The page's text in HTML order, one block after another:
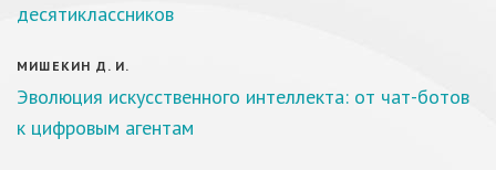
десятиклассников
МИШЕКИН Д. И.
Эволюция искусственного интеллекта: от чат-ботов
к цифровым агентам